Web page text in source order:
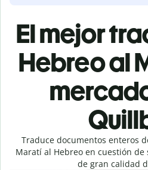
El mejor
Hebreo al
Traduce documentos enteros
Maratí al Hebreo en cuestión
de gran calidad